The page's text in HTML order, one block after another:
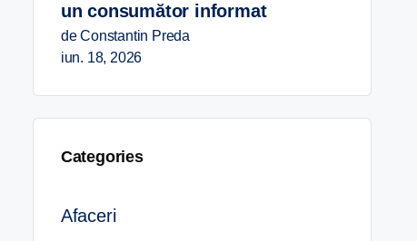
un consumător informat
de Constantin Preda
iun. 18, 2026
Categories
Afaceri